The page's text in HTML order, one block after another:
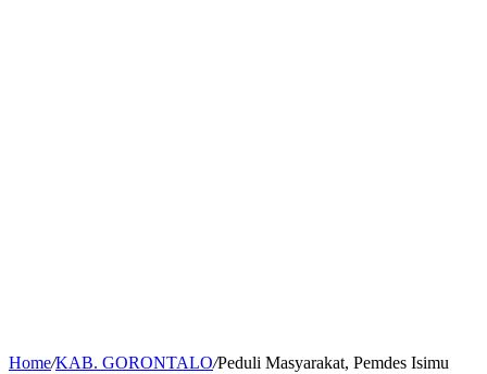
Home/KAB. GORONTALO/Peduli Masyarakat, Pemdes Isimu